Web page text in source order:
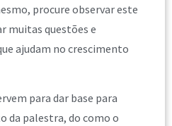
procure observar este
muitas questões e
ajudam no crescimento
para dar base para
da palestra, do como o